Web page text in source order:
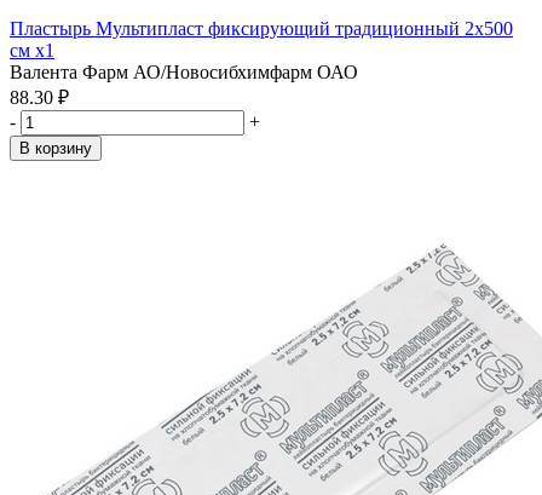
Пластырь Мультипласт фиксирующий традиционный 2х500
см x1
Валента Фарм АО/Новосибхимфарм ОАО
88.30 ₽
-
+
В корзину